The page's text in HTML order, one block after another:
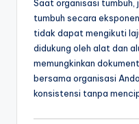
Saat organisasi tumbuh,
tumbuh secara
tidak dapat mengikuti
didukung oleh alat dan
memungkinkan
bersama organisasi
konsistensi tanpa